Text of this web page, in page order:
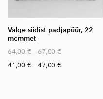
Valge siidist padjapüür, 22
mommet
64,00 €–67,00 €
41,00 € – 47,00 €